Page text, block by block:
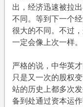
出，经济迅速被拉
不同。等到下一个
很大的不同。不过
一定会像上次一样。
严格的说，中华英
只是又一次的股权
站的历史上都多次
备到处通过资本运